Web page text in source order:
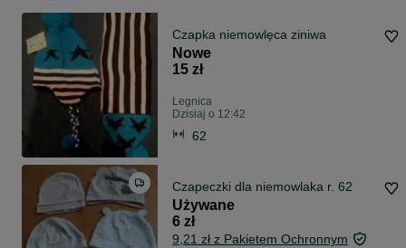
Czapka niemowlęca ziniwa
Nowe
15 zł
Legnica
Dzisiaj o 12:42
62
Czapeczki dla niemowlaka r. 62
Używane
6 zł
9,21 zł z Pakietem Ochronnym